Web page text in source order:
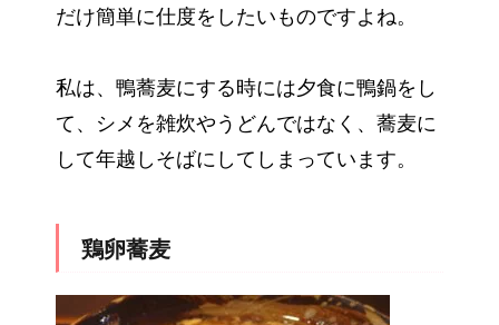
だけ簡単に仕度をしたいものですよね。
私は、鴨蕎麦にする時には夕食に鴨鍋をし
て、シメを雑炊やうどんではなく、蕎麦に
して年越しそばにしてしまっています。
鶏卵蕎麦